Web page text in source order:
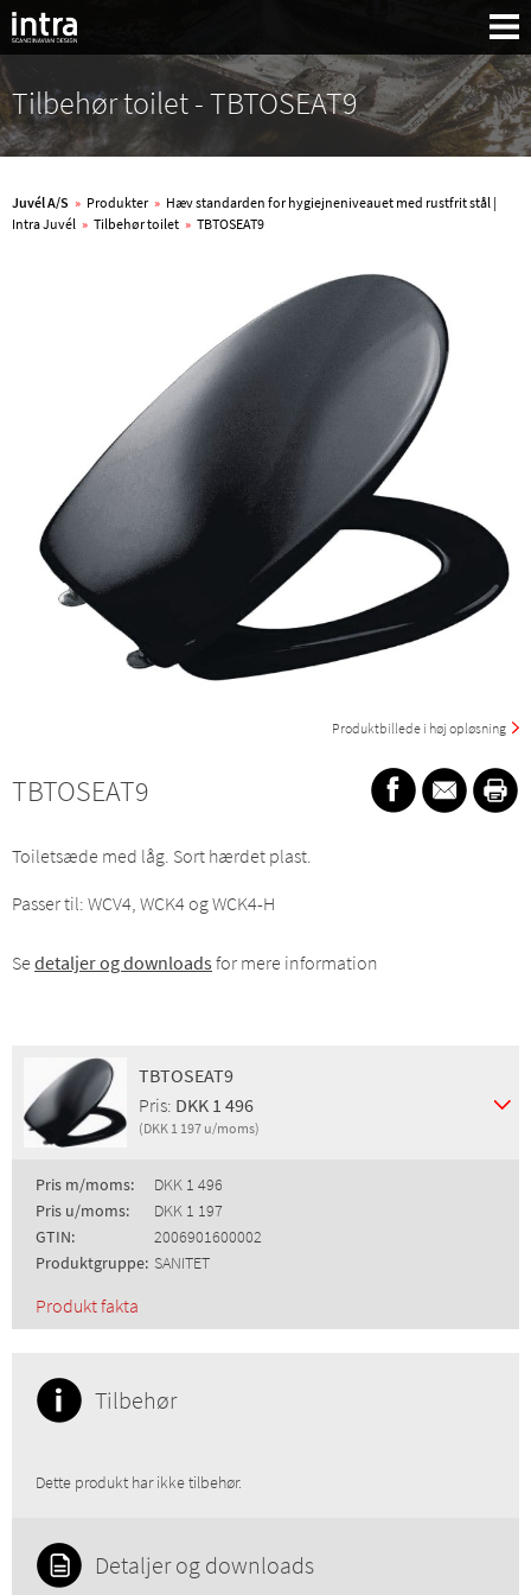
Tilbehør toilet - TBTOSEAT9
Juvél A/S » Produkter » Hæv standarden for hygiejneniveauet med rustfrit stål |
Intra Juvél » Tilbehør toilet » TBTOSEAT9
Produktbillede i høj opløsning
TBTOSEAT9
Toiletsæde med låg. Sort hærdet plast.
Passer til: WCV4, WCK4 og WCK4-H
Se detaljer og downloads for mere information
TBTOSEAT9
Pris: DKK 1 496
(DKK 1 197 u/moms)
Pris m/moms:
DKK 1 496
Pris u/moms:
DKK 1 197
GTIN:
2006901600002
Produktgruppe: SANITET
Produkt fakta
Tilbehør
Dette produkt har ikke tilbehør.
Detaljer og downloads